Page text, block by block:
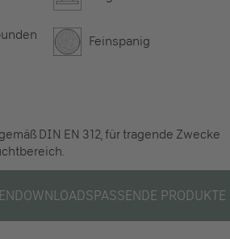
Feinspanig
DIN EN 312, für tragende Zwecke
DOWNLOADSPASSENDE PRODUKTE